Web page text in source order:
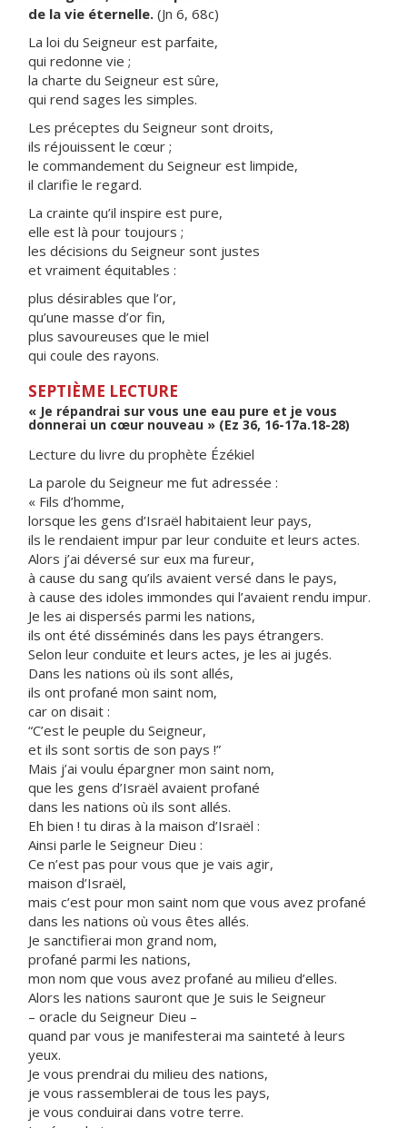
de la vie éternelle. (Jn 6, 68c)
La loi du Seigneur est parfaite,
qui redonne vie ;
la charte du Seigneur est sûre,
qui rend sages les simples.
Les préceptes du Seigneur sont droits,
ils réjouissent le cœur ;
le commandement du Seigneur est limpide,
il clarifie le regard.
La crainte qu’il inspire est pure,
elle est là pour toujours ;
les décisions du Seigneur sont justes
et vraiment équitables :
plus désirables que l’or,
qu’une masse d’or fin,
plus savoureuses que le miel
qui coule des rayons.
SEPTIÈME LECTURE
« Je répandrai sur vous une eau pure et je vous
donnerai un cœur nouveau » (Ez 36, 16-17a.18-28)
Lecture du livre du prophète Ézékiel
La parole du Seigneur me fut adressée :
« Fils d’homme,
lorsque les gens d’Israël habitaient leur pays,
ils le rendaient impur par leur conduite et leurs actes.
Alors j’ai déversé sur eux ma fureur,
à cause du sang qu’ils avaient versé dans le pays,
à cause des idoles immondes qui l’avaient rendu impur.
Je les ai dispersés parmi les nations,
ils ont été disséminés dans les pays étrangers.
Selon leur conduite et leurs actes, je les ai jugés.
Dans les nations où ils sont allés,
ils ont profané mon saint nom,
car on disait :
“C’est le peuple du Seigneur,
et ils sont sortis de son pays !”
Mais j’ai voulu épargner mon saint nom,
que les gens d’Israël avaient profané
dans les nations où ils sont allés.
Eh bien ! tu diras à la maison d’Israël :
Ainsi parle le Seigneur Dieu :
Ce n’est pas pour vous que je vais agir,
maison d’Israël,
mais c’est pour mon saint nom que vous avez profané
dans les nations où vous êtes allés.
Je sanctifierai mon grand nom,
profané parmi les nations,
mon nom que vous avez profané au milieu d’elles.
Alors les nations sauront que Je suis le Seigneur
– oracle du Seigneur Dieu –
quand par vous je manifesterai ma sainteté à leurs
yeux.
Je vous prendrai du milieu des nations,
je vous rassemblerai de tous les pays,
je vous conduirai dans votre terre.